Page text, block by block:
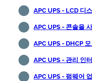
APC UPS - LCD 디
APC UPS - 콘솔을
APC UPS - DHCP
APC UPS - 관리 인
APC UPS - 펌웨어